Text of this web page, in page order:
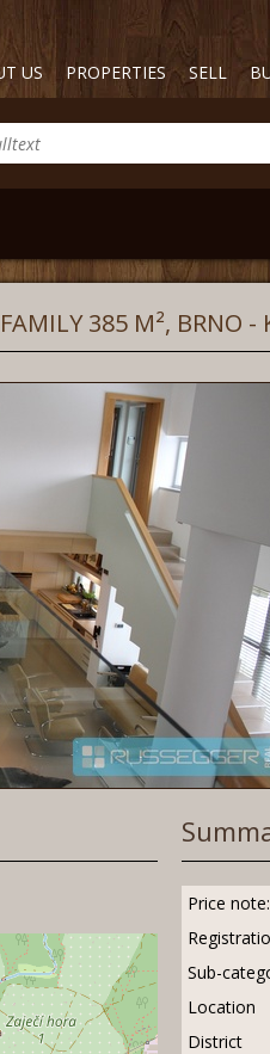
US PROPERTIES SELL
385 M², BRNO -
Price note:
Sub-
Location
District